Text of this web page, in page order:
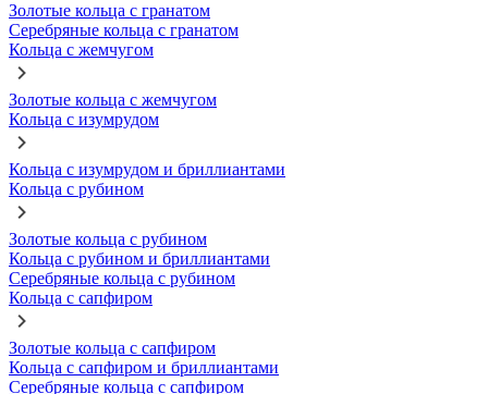
Золотые кольца с гранатом
Серебряные кольца с гранатом
Кольца с жемчугом
Золотые кольца с жемчугом
Кольца с изумрудом
Кольца с изумрудом и бриллиантами
Кольца с рубином
Золотые кольца с рубином
Кольца с рубином и бриллиантами
Серебряные кольца с рубином
Кольца с сапфиром
Золотые кольца с сапфиром
Кольца с сапфиром и бриллиантами
Серебряные кольца с сапфиром